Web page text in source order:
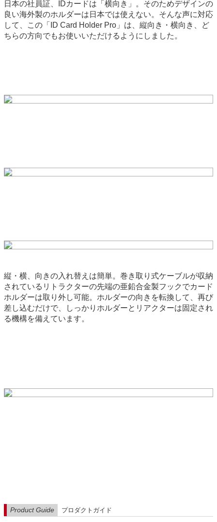
日本の社員証、IDカードは「横向き」。そのためデザインの
良い海外製のホルダーは日本では使えない。そんな声に対応
して、この「ID Card Holder Pro」は、縦向き・横向き、ど
ちらの方向でもお使いいただけるようにしました。
縦・横、向きの入れ替えは簡単。巻き取り式ケーブルが収納
されているリトラクターの先端の亜鉛合金製フックでカード
ホルダーは取り外し可能。ホルダーの向きを転換して、再び
差し込むだけで、しっかりホルダーとリアクターは固定され
る機構を備えています。
Product Guide プロダクトガイド